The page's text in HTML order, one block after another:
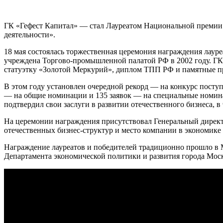
ГК «Гефест Капитал» — стал Лауреатом Национальной
деятельности».
18 мая состоялась торжественная церемония награждения
учреждена Торгово-промышленной палатой РФ в 2002 году.
статуэтку «Золотой Меркурий», диплом ТПП РФ и памятные
В этом году установлен очередной рекорд — на конкурс
— на общие номинации и 135 заявок — на специальные
подтвердил свои заслуги в развитии отечественного бизнеса,
На церемонии награждения присутствовал Генеральный
отечественных бизнес-структур и место компании в экономике
Награждение лауреатов и победителей традиционно прошло
Департамента экономической политики и развития города